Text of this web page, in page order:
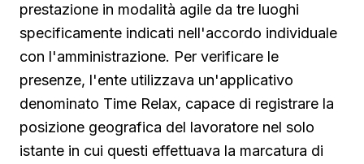
prestazione in modalità agile da tre luoghi
specificamente indicati nell'accordo individuale
con l'amministrazione. Per verificare le
presenze, l'ente utilizzava un'applicativo
denominato Time Relax, capace di registrare la
posizione geografica del lavoratore nel solo
istante in cui questi effettuava la marcatura di